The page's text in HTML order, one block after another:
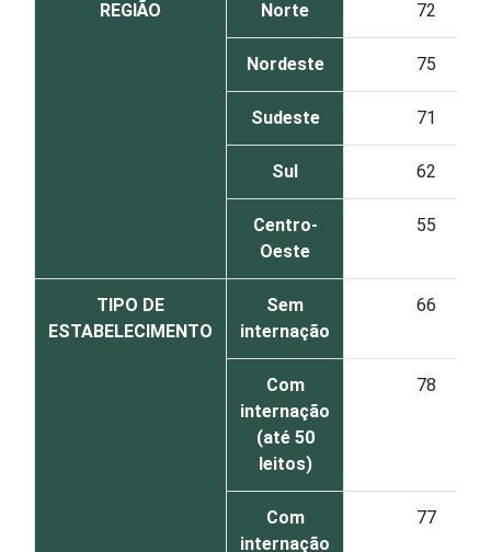
REGIÃO Norte 72
Nordeste 75
Sudeste 71
Sul 62
Centro-
Oeste
55
TIPO DE
ESTABELECIMENTO
Sem
internação
66
Com
internação
(até 50
leitos)
78
Com
internação
77